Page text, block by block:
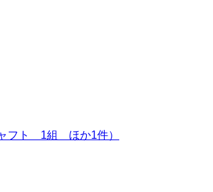
フト 1組 ほか1件）